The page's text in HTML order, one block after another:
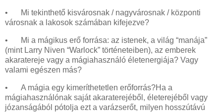
•
Mi tekinthető kisvárosnak / nagyvárosnak / központi
városnak a lakosok számában kifejezve?
•
Mi a mágikus erő forrása: az istenek, a világ “manája”
(mint Larry Niven “Warlock” történeteiben), az emberek
akaratereje vagy a mágiahasználó életenergiája? Vagy
valami egészen más?
•
A mágia egy kimeríthetetlen erőforrás?Ha a
mágiahasználónak saját akaraterejéből, életerejéből vagy
józanságából pótolja ezt a varázserőt, milyen hosszútávú